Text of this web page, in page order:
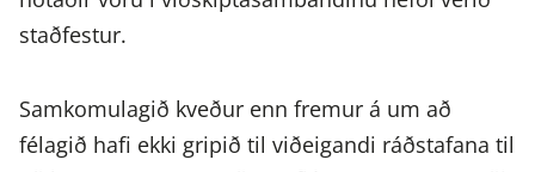
staðfestur.
Samkomulagið kveður enn fremur á um að
félagið hafi ekki gripið til viðeigandi ráðstafana til